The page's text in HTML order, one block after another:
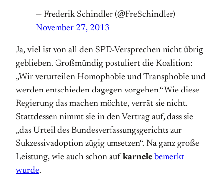
— Frederik Schindler (@FreSchindler)
November 27, 2013
Ja, viel ist von all den SPD-Versprechen nicht übrig
geblieben. Großmündig postuliert die Koalition:
„Wir verurteilen Homophobie und Transphobie und
werden entschieden dagegen vorgehen.“ Wie diese
Regierung das machen möchte, verrät sie nicht.
Stattdessen nimmt sie in den Vertrag auf, dass sie
„das Urteil des Bundesverfassungsgerichts zur
Sukzessivadoption zügig umsetzen“. Na ganz große
Leistung, wie auch schon auf karnele bemerkt
wurde.